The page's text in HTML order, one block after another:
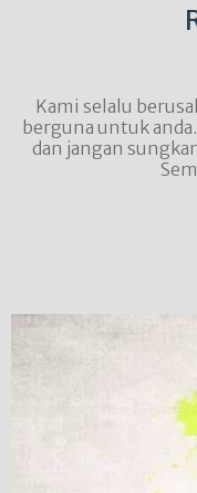
Kami selalu
berguna untuk
dan jangan